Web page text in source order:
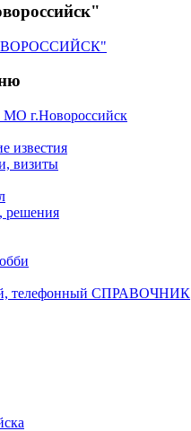
МО г.Новороссийск
известия
визиты
решения
телефонный СПРАВОЧНИК